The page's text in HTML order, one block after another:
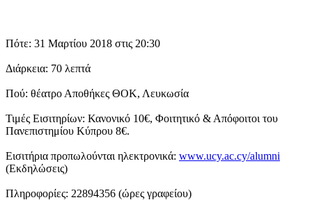
Πότε: 31 Μαρτίου 2018 στις 20:30
Διάρκεια: 70 λεπτά
Πού: θέατρο Αποθήκες ΘΟΚ, Λευκωσία
Τιμές Εισιτηρίων: Κανονικό 10€, Φοιτητικό & Απόφοιτοι του
Πανεπιστημίου Κύπρου 8€.
Εισιτήρια προπωλούνται ηλεκτρονικά: www.ucy.ac.cy/alumni
(Εκδηλώσεις)
Πληροφορίες: 22894356 (ώρες γραφείου)